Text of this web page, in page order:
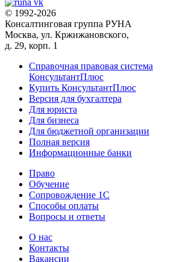
© 1992-2026
Консалтинговая группа РУНА
Москва, ул. Кржижановского,
д. 29, корп. 1
Справочная правовая система
КонсультантПлюс
Купить КонсультантПлюс
Версия для бухгалтера
Для юриста
Для бизнеса
Для бюджетной организации
Полная версия
Информационные банки
Право
Обучение
Сопровождение 1С
Способы оплаты
Вопросы и ответы
О нас
Контакты
Вакансии